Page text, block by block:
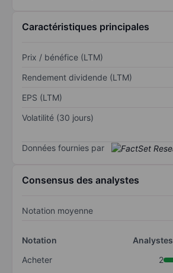
Caractéristiques principales
Prix / bénéfice (LTM)
Rendement dividende (LTM)
EPS (LTM)
Volatilité (30 jours)
Données fournies par
Consensus des analystes
Notation moyenne
Notation
Analystes
Acheter
2